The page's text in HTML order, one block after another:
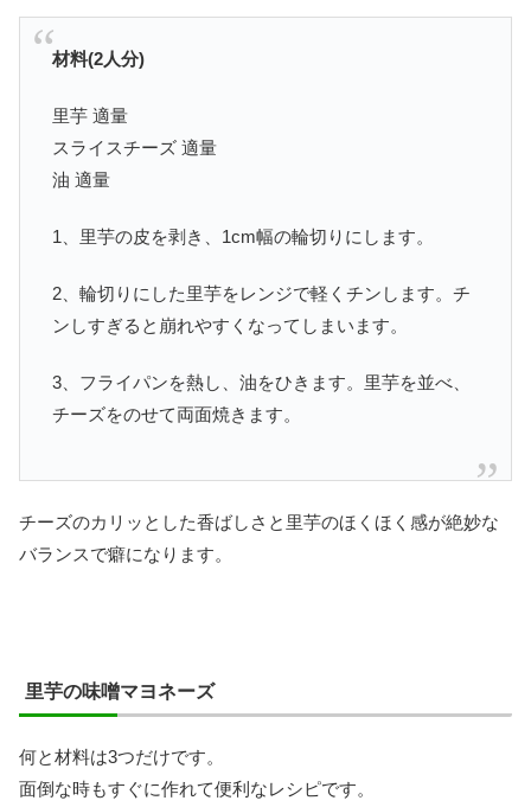
材料(2人分)
里芋 適量
スライスチーズ 適量
油 適量
1、里芋の皮を剥き、1cm幅の輪切りにします。
2、輪切りにした里芋をレンジで軽くチンします。チ
ンしすぎると崩れやすくなってしまいます。
3、フライパンを熱し、油をひきます。里芋を並べ、
チーズをのせて両面焼きます。
チーズのカリッとした香ばしさと里芋のほくほく感が絶妙な
バランスで癖になります。
里芋の味噌マヨネーズ
何と材料は3つだけです。
面倒な時もすぐに作れて便利なレシピです。